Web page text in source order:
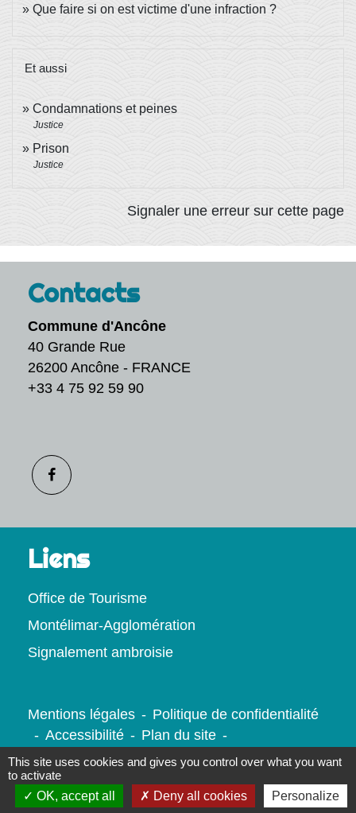
Que faire si on est victime d'une infraction ?
Et aussi
Condamnations et peines
Justice
Prison
Justice
Signaler une erreur sur cette page
Contacts
Commune d'Ancône
40 Grande Rue
26200 Ancône - FRANCE
+33 4 75 92 59 90
Liens
Office de Tourisme
Montélimar-Agglomération
Signalement ambroisie
Mentions légales - Politique de confidentialité
- Accessibilité - Plan du site -
Gestion des cookies
Site créé en partenariat avec Réseau des Communes
This site uses cookies and gives you control over what you want
to activate
OK, accept all
Deny all cookies Personalize